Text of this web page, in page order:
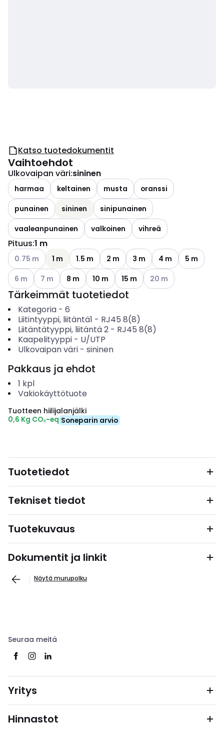
Katso tuotedokumentit
Vaihtoehdot
Ulkovaipan väri:sininen
harmaa keltainen musta
oranssi
punainen
sininen
sinipunainen
vaaleanpunainen
valkoinen vihreä
Pituus:1 m
Katso käytettävissä olevat vaihtoehdot
0.75 m 1 m 1.5 m 2 m 3 m 4 m
5 m
Katso käytettävissä olevat vaihtoehdot
6 m Katso käytettävissä olevat vaihtoehdot
7 m 8 m 10 m 15 m Katso käytettävissä
20 m
Tärkeimmät tuotetiedot
Kategoria- 6
Liitintyyppi, liitäntä1 - RJ45 8(8)
Liitäntätyyppi, liitäntä 2- RJ45 8(8)
Kaapelityyppi- U/UTP
Ulkovaipan väri- sininen
Pakkaus ja ehdot
1 kpl
Vakiokäyttötuote
Tuotteen hiilijalanjälki
0,6 Kg CO₂-eq Soneparin arvio
Tuotetiedot
Tekniset tiedot
Tuotekuvaus
Dokumentit ja linkit
Näytä murupolku
Seuraa meitä
Yritys
Hinnastot